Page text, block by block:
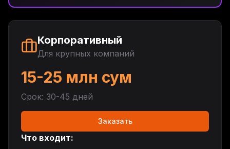
Корпоративный
Для крупных компаний
15-25 млн сум
Срок: 30-45 дней
Заказать
Что входит: